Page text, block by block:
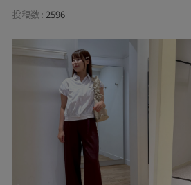
投稿数 : 2596